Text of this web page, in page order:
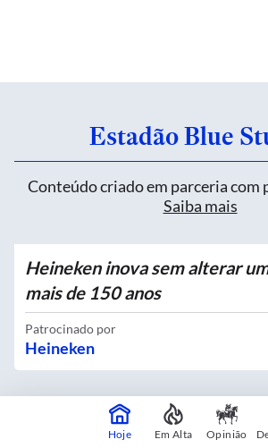
Estadão Blue
Conteúdo criado em parceria com
Saiba mais
Heineken inova sem alterar
mais de 150 anos
Patrocinado por
Heineken
Quatro novos Bosques
Hoje Em Alta Opinião